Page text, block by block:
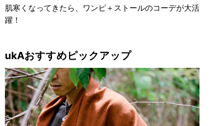
肌寒くなってきたら、ワンピ＋ストールのコーデが大活
躍！
ukAおすすめピックアップ